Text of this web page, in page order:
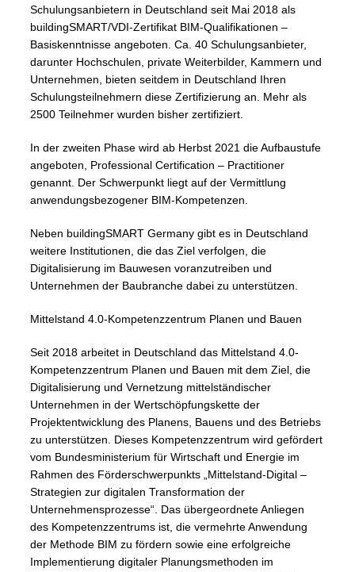
Schulungsanbietern in Deutschland seit Mai 2018 als
buildingSMART/VDI-Zertifikat BIM-Qualifikationen –
Basiskenntnisse angeboten. Ca. 40 Schulungsanbieter,
darunter Hochschulen, private Weiterbilder, Kammern und
Unternehmen, bieten seitdem in Deutschland Ihren
Schulungsteilnehmern diese Zertifizierung an. Mehr als
2500 Teilnehmer wurden bisher zertifiziert.
In der zweiten Phase wird ab Herbst 2021 die Aufbaustufe
angeboten, Professional Certification – Practitioner
genannt. Der Schwerpunkt liegt auf der Vermittlung
anwendungsbezogener BIM-Kompetenzen.
Neben buildingSMART Germany gibt es in Deutschland
weitere Institutionen, die das Ziel verfolgen, die
Digitalisierung im Bauwesen voranzutreiben und
Unternehmen der Baubranche dabei zu unterstützen.
Mittelstand 4.0-Kompetenzzentrum Planen und Bauen
Seit 2018 arbeitet in Deutschland das Mittelstand 4.0-
Kompetenzzentrum Planen und Bauen mit dem Ziel, die
Digitalisierung und Vernetzung mittelständischer
Unternehmen in der Wertschöpfungskette der
Projektentwicklung des Planens, Bauens und des Betriebs
zu unterstützen. Dieses Kompetenzzentrum wird gefördert
vom Bundesministerium für Wirtschaft und Energie im
Rahmen des Förderschwerpunkts „Mittelstand-Digital –
Strategien zur digitalen Transformation der
Unternehmensprozesse“. Das übergeordnete Anliegen
des Kompetenzzentrums ist, die vermehrte Anwendung
der Methode BIM zu fördern sowie eine erfolgreiche
Implementierung digitaler Planungsmethoden im